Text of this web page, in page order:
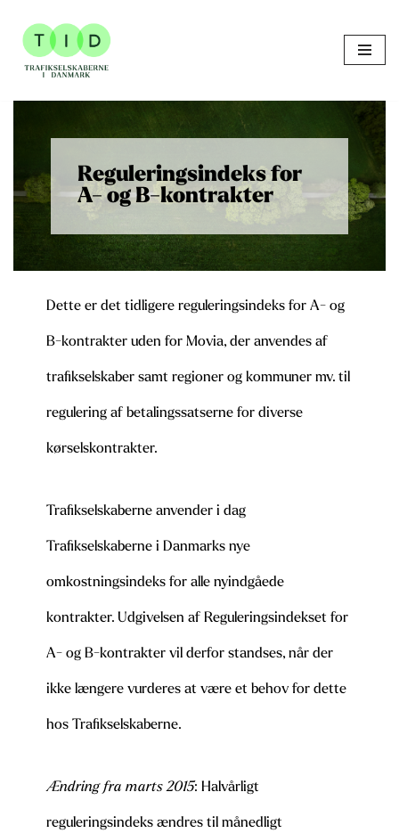
Skip
to
Reguleringsindeks for
A- og B-kontrakter
Dette er det tidligere reguleringsindeks for A- og
B-kontrakter uden for Movia, der anvendes af
trafikselskaber samt regioner og kommuner mv. til
regulering af betalingssatserne for diverse
kørselskontrakter.
Trafikselskaberne anvender i dag
Trafikselskaberne i Danmarks nye
omkostningsindeks for alle nyindgåede
kontrakter. Udgivelsen af Reguleringsindekset for
A- og B-kontrakter vil derfor standses, når der
ikke længere vurderes at være et behov for dette
hos Trafikselskaberne.
Ændring fra marts 2015: Halvårligt
reguleringsindeks ændres til månedligt